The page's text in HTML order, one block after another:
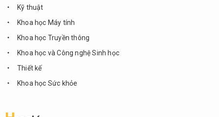
tin
chung
10.2.
nổi bật
10.3.
Cơ sở
Kỹ thuật
Khoa học Máy tính
Khoa học Truyền thông
Khoa học và Công nghệ Sinh học
Thiết kế
Khoa học Sức khỏe